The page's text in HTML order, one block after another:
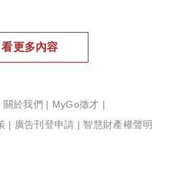
看更多內容
關於我們 | MyGo徵才 |
| 廣告刊登申請 | 智慧財產權聲明